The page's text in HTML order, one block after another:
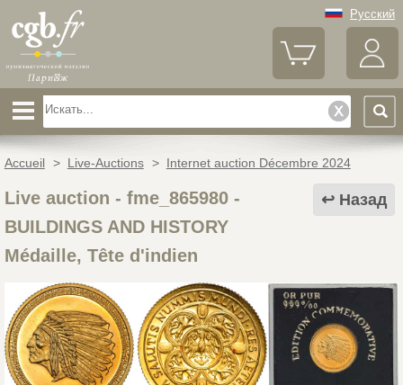
Русский
Accueil > Live-Auctions > Internet auction Décembre 2024
Назад
Live auction - fme_865980-
BUILDINGS AND HISTORY
Médaille, Tête d'indien